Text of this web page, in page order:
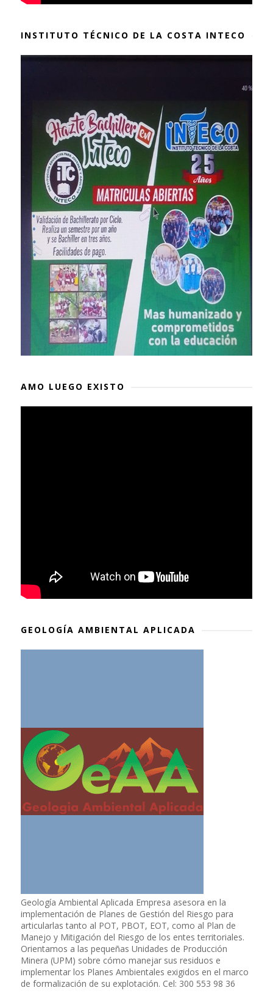
INSTITUTO TÉCNICO DE LA COSTA INTECO
AMO LUEGO EXISTO
GEOLOGÍA AMBIENTAL APLICADA
Geología Ambiental Aplicada Empresa asesora en la
implementación de Planes de Gestión del Riesgo para
articularlas tanto al POT, PBOT, EOT, como al Plan de
Manejo y Mitigación del Riesgo de los entes territoriales.
Orientamos a las pequeñas Unidades de Producción
Minera (UPM) sobre cómo manejar sus residuos e
implementar los Planes Ambientales exigidos en el marco
de formalización de su explotación. Cel: 300 553 98 36